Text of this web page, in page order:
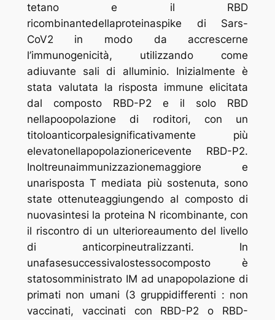
tetano e il RBD
ricombinantedellaproteinaspike di Sars-
CoV2 in modo da accrescerne
l’immunogenicità, utilizzando come
adiuvante sali di alluminio. Inizialmente è
stata valutata la risposta immune elicitata
dal composto RBD-P2 e il solo RBD
nellapoopolazione di roditori, con un
titoloanticorpalesignificativamente più
elevatonellapopolazionericevente RBD-P2.
Inoltreunaimmunizzazionemaggiore e
unarisposta T mediata più sostenuta, sono
state ottenuteaggiungendo al composto di
nuovasintesi la proteina N ricombinante, con
il riscontro di un ulterioreaumento del livello
di anticorpineutralizzanti. In
unafasesuccessivalostessocomposto è
statosomministrato IM ad unapopolazione di
primati non umani (3 gruppidifferenti : non
vaccinati, vaccinati con RBD-P2 o RBD-